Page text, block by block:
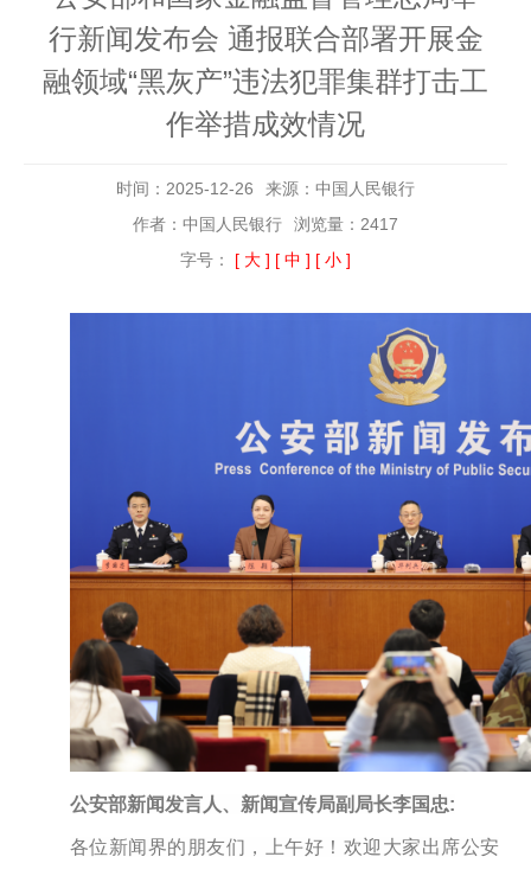
行新闻发布会 通报联合部署开展金
融领域“黑灰产”违法犯罪集群打击工
作举措成效情况
时间：2025-12-26
来源：中国人民银行
作者：中国人民银行
浏览量：2417
字号： [ 大 ] [ 中 ] [ 小 ]
公安部新闻发言人、新闻宣传局副局长李国忠:
各位新闻界的朋友们，上午好！欢迎大家出席公安